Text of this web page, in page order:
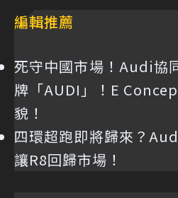
編輯推薦
死守中國市場！Audi協
牌「AUDI」！E
貌！
四環超跑即將歸來？
讓R8回歸市場！